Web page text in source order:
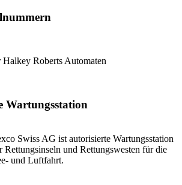
Roberts Automaten
Wartungsstation
Swiss AG ist autorisierte Wartungsstation
Rettungsinseln und Rettungswesten für die
und Luftfahrt.